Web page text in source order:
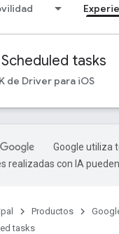
Scheduled tasks
de Driver para iOS
Google utiliza
realizadas con IA
Productos
tasks